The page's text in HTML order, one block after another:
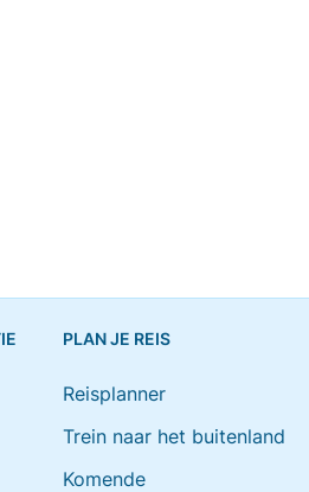
PLAN JE REIS
Reisplanner
Trein naar het buitenland
Komende